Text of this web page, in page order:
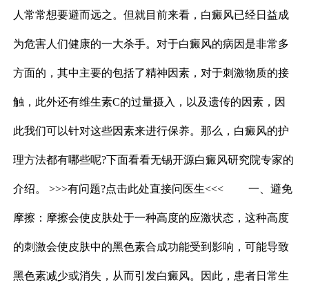
人常常想要避而远之。但就目前来看，白癜风已经日益成
为危害人们健康的一大杀手。对于白癜风的病因是非常多
方面的，其中主要的包括了精神因素，对于刺激物质的接
触，此外还有维生素C的过量摄入，以及遗传的因素，因
此我们可以针对这些因素来进行保养。那么，白癜风的护
理方法都有哪些呢?下面看看无锡开源白癜风研究院专家的
介绍。 >>>有问题?点击此处直接问医生<<< 一、避免
摩擦：摩擦会使皮肤处于一种高度的应激状态，这种高度
的刺激会使皮肤中的黑色素合成功能受到影响，可能导致
黑色素减少或消失，从而引发白癜风。因此，患者日常生